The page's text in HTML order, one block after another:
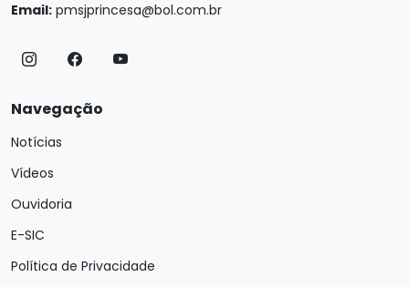
Email: pmsjprincesa@bol.com.br
Navegação
Notícias
Vídeos
Ouvidoria
E-SIC
Política de Privacidade